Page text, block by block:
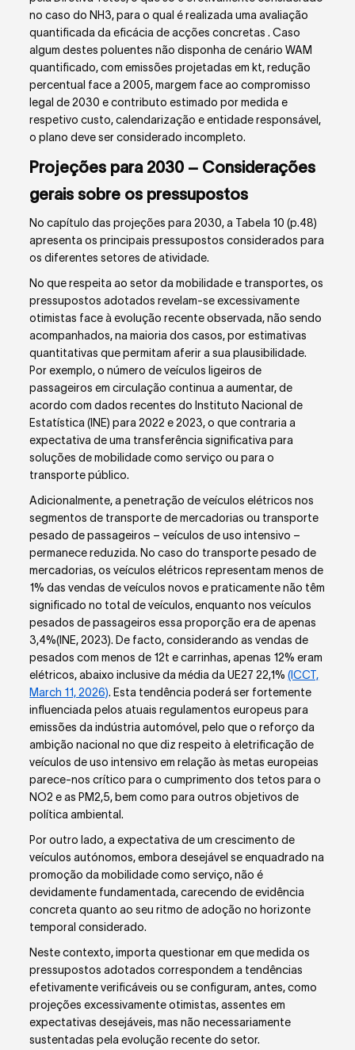
no caso do NH3, para o qual é realizada uma avaliação
quantificada da eficácia de acções concretas . Caso
algum destes poluentes não disponha de cenário WAM
quantificado, com emissões projetadas em kt, redução
percentual face a 2005, margem face ao compromisso
legal de 2030 e contributo estimado por medida e
respetivo custo, calendarização e entidade responsável,
o plano deve ser considerado incompleto.
Projeções para 2030 – Considerações
gerais sobre os pressupostos
No capítulo das projeções para 2030, a Tabela 10 (p.48)
apresenta os principais pressupostos considerados para
os diferentes setores de atividade.
No que respeita ao setor da mobilidade e transportes, os
pressupostos adotados revelam-se excessivamente
otimistas face à evolução recente observada, não sendo
acompanhados, na maioria dos casos, por estimativas
quantitativas que permitam aferir a sua plausibilidade.
Por exemplo, o número de veículos ligeiros de
passageiros em circulação continua a aumentar, de
acordo com dados recentes do Instituto Nacional de
Estatística (INE) para 2022 e 2023, o que contraria a
expectativa de uma transferência significativa para
soluções de mobilidade como serviço ou para o
transporte público.
Adicionalmente, a penetração de veículos elétricos nos
segmentos de transporte de mercadorias ou transporte
pesado de passageiros – veículos de uso intensivo –
permanece reduzida. No caso do transporte pesado de
mercadorias, os veículos elétricos representam menos de
1% das vendas de veículos novos e praticamente não têm
significado no total de veículos, enquanto nos veículos
pesados de passageiros essa proporção era de apenas
3,4%(INE, 2023). De facto, considerando as vendas de
pesados com menos de 12t e carrinhas, apenas 12% eram
elétricos, abaixo inclusive da média da UE27 22,1%(ICCT,
March 11, 2026). Esta tendência poderá ser fortemente
influenciada pelos atuais regulamentos europeus para
emissões da indústria automóvel, pelo que o reforço da
ambição nacional no que diz respeito à eletrificação de
veículos de uso intensivo em relação às metas europeias
parece-nos crítico para o cumprimento dos tetos para o
NO2 e as PM2,5, bem como para outros objetivos de
política ambiental.
Por outro lado, a expectativa de um crescimento de
veículos autónomos, embora desejável se enquadrado na
promoção da mobilidade como serviço, não é
devidamente fundamentada, carecendo de evidência
concreta quanto ao seu ritmo de adoção no horizonte
temporal considerado.
Neste contexto, importa questionar em que medida os
pressupostos adotados correspondem a tendências
efetivamente verificáveis ou se configuram, antes, como
projeções excessivamente otimistas, assentes em
expectativas desejáveis, mas não necessariamente
sustentadas pela evolução recente do setor.